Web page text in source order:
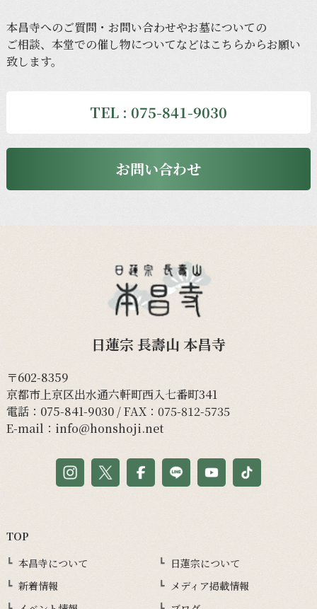
本昌寺へのご質問・ お問い合わせやお墓についての
ご相談、 本堂での催し物についてなどはこちらからお願い
致します。
TEL : 075-841-9030
お問い合わせ
日蓮宗 長壽山 本昌寺
〒602-8359
京都市上京区出水通六軒町西入七番町341
電話： 075-841-9030/ FAX：075-812-5735
E-mail： info@honshoji.net
TOP
本昌寺について
日蓮宗について
新着情報
メディア掲載情報